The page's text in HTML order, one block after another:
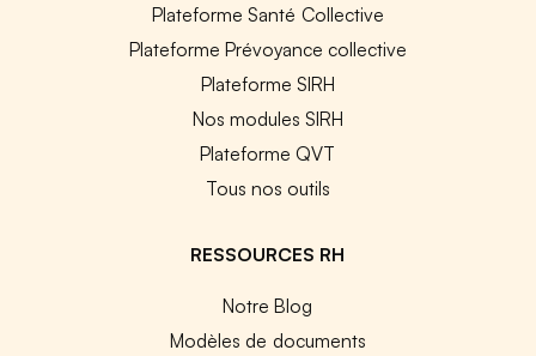
Plateforme Santé Collective
Plateforme Prévoyance collective
Plateforme SIRH
Nos modules SIRH
Plateforme QVT
Tous nos outils
RESSOURCES RH
Notre Blog
Modèles de documents